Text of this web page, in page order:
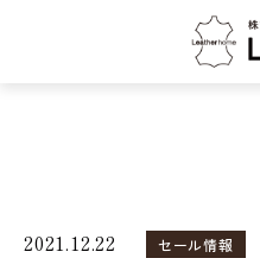
株式会
2021.12.22 セール情報